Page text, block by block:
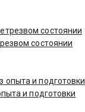
состоянии
и подготовки